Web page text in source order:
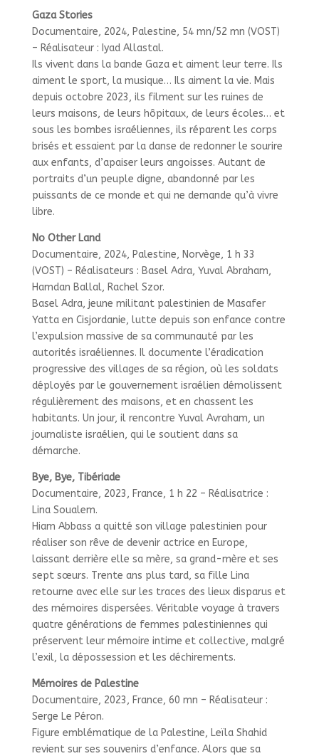
Gaza Stories
Documentaire, 2024, Palestine, 54 mn/52 mn (VOST)
– Réalisateur : Iyad Allastal.
Ils vivent dans la bande Gaza et aiment leur terre. Ils
aiment le sport, la musique… Ils aiment la vie. Mais
depuis octobre 2023, ils filment sur les ruines de
leurs maisons, de leurs hôpitaux, de leurs écoles… et
sous les bombes israéliennes, ils réparent les corps
brisés et essaient par la danse de redonner le sourire
aux enfants, d’apaiser leurs angoisses. Autant de
portraits d’un peuple digne, abandonné par les
puissants de ce monde et qui ne demande qu’à vivre
libre.
No Other Land
Documentaire, 2024, Palestine, Norvège, 1 h 33
(VOST) – Réalisateurs : Basel Adra, Yuval Abraham,
Hamdan Ballal, Rachel Szor.
Basel Adra, jeune militant palestinien de Masafer
Yatta en Cisjordanie, lutte depuis son enfance contre
l’expulsion massive de sa communauté par les
autorités israéliennes. Il documente l’éradication
progressive des villages de sa région, où les soldats
déployés par le gouvernement israélien démolissent
régulièrement des maisons, et en chassent les
habitants. Un jour, il rencontre Yuval Avraham, un
journaliste israélien, qui le soutient dans sa
démarche.
Bye, Bye, Tibériade
Documentaire, 2023, France, 1 h 22 – Réalisatrice :
Lina Soualem.
Hiam Abbass a quitté son village palestinien pour
réaliser son rêve de devenir actrice en Europe,
laissant derrière elle sa mère, sa grand-mère et ses
sept sœurs. Trente ans plus tard, sa fille Lina
retourne avec elle sur les traces des lieux disparus et
des mémoires dispersées. Véritable voyage à travers
quatre générations de femmes palestiniennes qui
préservent leur mémoire intime et collective, malgré
l’exil, la dépossession et les déchirements.
Mémoires de Palestine
Documentaire, 2023, France, 60 mn – Réalisateur :
Serge Le Péron.
Figure emblématique de la Palestine, Leïla Shahid
revient sur ses souvenirs d’enfance. Alors que sa